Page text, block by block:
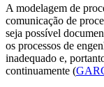
A modelagem de
comunicação de
seja possível
os processos de
inadequado e,
continuamente (